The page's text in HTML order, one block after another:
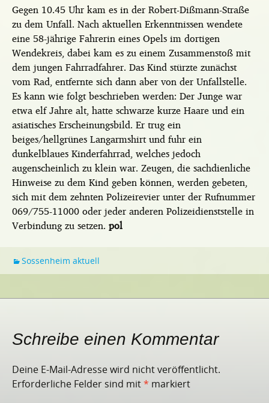
Gegen 10.45 Uhr kam es in der Robert-Dißmann-Straße
zu dem Unfall. Nach aktuellen Erkenntnissen wendete
eine 58-jährige Fahrerin eines Opels im dortigen
Wendekreis, dabei kam es zu einem Zusammenstoß mit
dem jungen Fahrradfahrer. Das Kind stürzte zunächst
vom Rad, entfernte sich dann aber von der Unfallstelle.
Es kann wie folgt beschrieben werden: Der Junge war
etwa elf Jahre alt, hatte schwarze kurze Haare und ein
asiatisches Erscheinungsbild. Er trug ein
beiges/hellgrünes Langarmshirt und fuhr ein
dunkelblaues Kinderfahrrad, welches jedoch
augenscheinlich zu klein war. Zeugen, die sachdienliche
Hinweise zu dem Kind geben können, werden gebeten,
sich mit dem zehnten Polizeirevier unter der Rufnummer
069/755-11000 oder jeder anderen Polizeidienststelle in
Verbindung zu setzen. pol
Sossenheim aktuell
Schreibe einen Kommentar
Deine E-Mail-Adresse wird nicht veröffentlicht.
Erforderliche Felder sind mit* markiert